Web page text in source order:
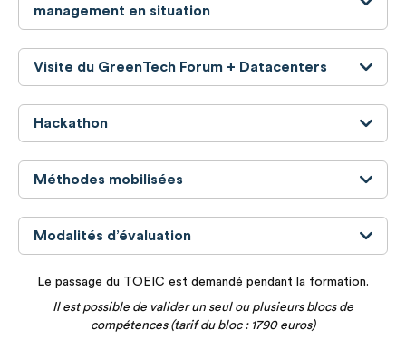
management en situation
Visite du GreenTech Forum + Datacenters
Hackathon
Méthodes mobilisées
Modalités d’évaluation
Le passage du TOEIC est demandé pendant la formation.
Il est possible de valider un seul ou plusieurs blocs de
compétences (tarif du bloc : 1790 euros)